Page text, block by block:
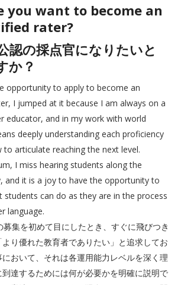
you want to become an
rater?
認の採点官になりたいと
か？
opportunity to apply to become an
I jumped at it because I am always on a
educator, and in my work with world
deeply understanding each proficiency
to articulate reaching the next level.
I miss hearing students along the
and it is a joy to have the opportunity to
students can do as they are in the process
language.
集を初めて目にしたとき、すぐに飛びつき
り優れた教育者でありたい」と追求してお
おいて、それは各運用能力レベルを深く理
達するためには何が必要かを明確に説明で